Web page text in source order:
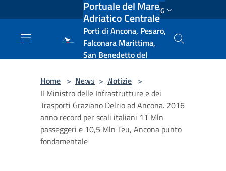
Salta al contenuto principale ENG
Portuale del Mare
Adriatico Centrale
Porti di Ancona, Pesaro,
Falconara Marittima,
San Benedetto del
e Vasto
Home > News > Notizie >
Il Ministro delle Infrastrutture e dei
Trasporti Graziano Delrio ad Ancona. 2016
anno record per scali italiani 11 Mln
passeggeri e 10,5 Mln Teu, Ancona punto
fondamentale